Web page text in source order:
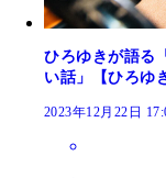
ひろゆきが語る
い話」【ひろゆ
2023年12月22日